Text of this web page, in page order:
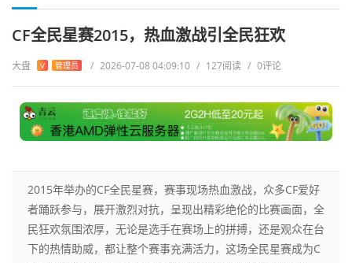
CF全民星赛2015，热血激战引全民狂欢
大盘 V 管理员 / 2026-07-08 04:09:10 / 127阅读 / 0评论
2015年举办的CF全民星赛，赛事现场热血激战，众多CF爱好
者踊跃参与，展开激烈对抗，呈现出精彩绝伦的比赛画面，全
民狂欢氛围浓厚，无论是选手在赛场上的拼搏，还是观众在台
下的热情助威，都让整个赛事充满活力，这场全民星赛成为C